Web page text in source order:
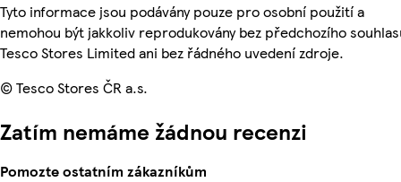
Tyto informace jsou podávány pouze pro osobní použití a
nemohou být jakkoliv reprodukovány bez předchozího
Tesco Stores Limited ani bez řádného uvedení zdroje.
© Tesco Stores ČR a.s.
Zatím nemáme žádnou recenzi
Pomozte ostatním zákazníkům